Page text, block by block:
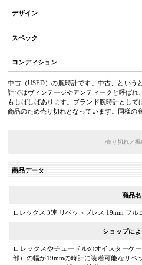
デザイン
スペック
コンディション
中古（USED）の腕時計です。中古、という
計ではヴィンテージやアンティークと呼ばれ
もしばしばあります。ブランド腕時計とし
商品のため売り切れとなっています。同様の
売り切れ／掲
商品データ
商品名
ロレックス 3連 リベットブレス 19mm フル
ショップに
ロレックスやチュードルのオイスターケ
部）の幅が19mmの時計に装着可能なリベ